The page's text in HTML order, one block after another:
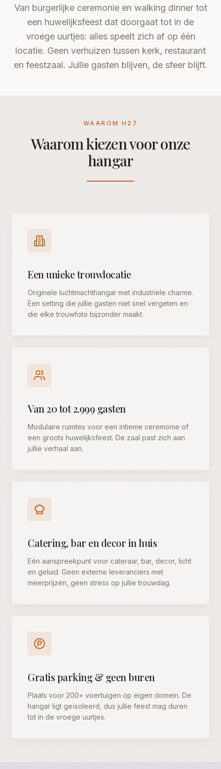
Van burgerlijke ceremonie en walking dinner tot
een huwelijksfeest dat doorgaat tot in de
vroege uurtjes: alles speelt zich af op één
locatie. Geen verhuizen tussen kerk, restaurant
en feestzaal. Jullie gasten blijven, de sfeer blijft.
WAAROM H27
Waarom kiezen voor onze
hangar
Een unieke trouwlocatie
Originele luchtmachthangar met industriële charme.
Een setting die jullie gasten niet snel vergeten en
die elke trouwfoto bijzonder maakt.
Van 20 tot 2.999 gasten
Modulaire ruimtes voor een intieme ceremonie of
een groots huwelijksfeest. De zaal past zich aan
jullie verhaal aan.
Catering, bar en decor in huis
Eén aanspreekpunt voor cateraar, bar, decor, licht
en geluid. Geen externe leveranciers met
meerprijzen, geen stress op jullie trouwdag.
Gratis parking & geen buren
Plaats voor 200+ voertuigen op eigen domein. De
hangar ligt geïsoleerd, dus jullie feest mag duren
tot in de vroege uurtjes.
NEWSLETTER
Blijf op de hoogte
Ontvang nieuws over events en updates van
H27.